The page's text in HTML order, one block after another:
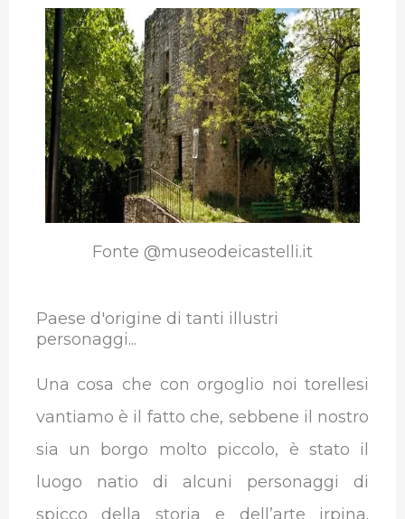
Fonte @museodeicastelli.it
Paese d'origine di tanti illustri
personaggi...
Una cosa che con orgoglio noi torellesi
vantiamo è il fatto che, sebbene il nostro
sia un borgo molto piccolo, è stato il
luogo natio di alcuni personaggi di
spicco della storia e dell’arte irpina.